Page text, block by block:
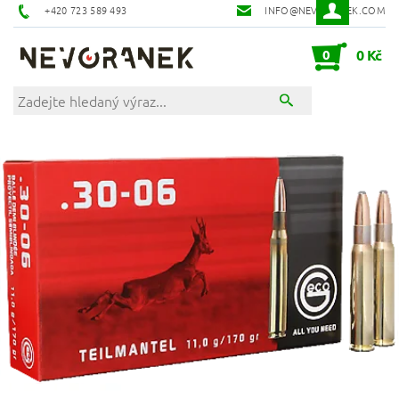
+420 723 589 493 INFO@NEVORANEK.COM
0 0 Kč